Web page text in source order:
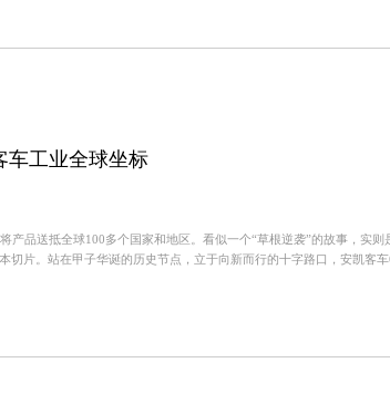
车工业全球坐标
产品送抵全球100多个国家和地区。看似一个“草根逆袭”的故事，实则
切片。站在甲子华诞的历史节点，立于向新而行的十字路口，安凯客